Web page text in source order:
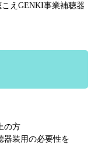
えGENKI事業補聴器
の方​
器装用の必要性を